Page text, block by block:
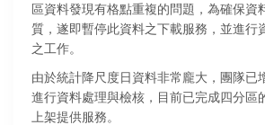
區資料發現有格點重複的問題，為確保資
質，遂即暫停此資料之下載服務，並進行
之工作。
由於統計降尺度日資料非常龐大，團隊已
進行資料處理與檢核，目前已完成四分區
上架提供服務。